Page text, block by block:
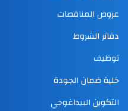
عروض المناقصات
دفاتر الشروط
توظيف
خلية ضمان الجودة
التكوين البيداغوجي